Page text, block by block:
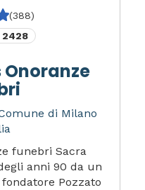
(388)
2428
Onoranze
di Milano
funebri Sacra
anni 90 da un
Pozzato